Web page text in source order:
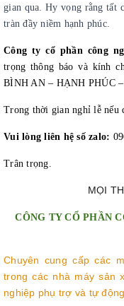
gian qua. Hy vọng rằng tất
tràn đầy niềm hạnh phúc.
Công ty cổ phần công
trọng thông báo và kính
BÌNH AN – HẠNH PHÚC
Trong thời gian nghỉ lễ nếu
Vui lòng liên hệ số zalo:
Trân trọng.
MỌI
CÔNG TY CỔ PHẦN
Chuyên cung cấp các
trong các nhà máy sản
nghiệp phụ trợ và tự động